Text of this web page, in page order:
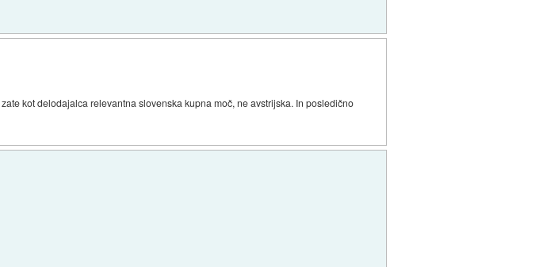
kot delodajalca relevantna slovenska kupna moč, ne avstrijska. In posledično